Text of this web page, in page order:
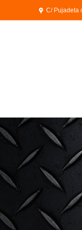
C/ Pujadeta